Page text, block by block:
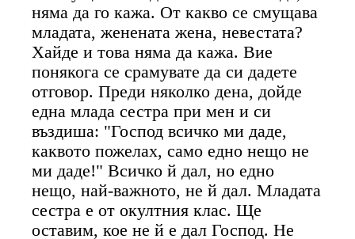
няма да го кажа. От какво се смущава
младата, женената жена, невестата?
Хайде и това няма да кажа. Вие
понякога се срамувате да си дадете
отговор. Преди няколко дена, дойде
една млада сестра при мен и си
въздиша: "Господ всичко ми даде,
каквото пожелах, само едно нещо не
ми даде!" Всичко й дал, но едно
нещо, най-важното, не й дал. Младата
сестра е от окултния клас. Ще
оставим, кое не й е дал Господ. Не